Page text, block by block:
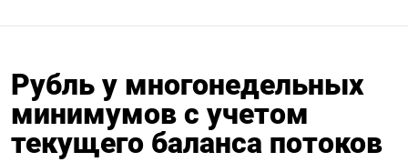
Рубль у многонедельных
минимумов с учетом
текущего баланса потоков